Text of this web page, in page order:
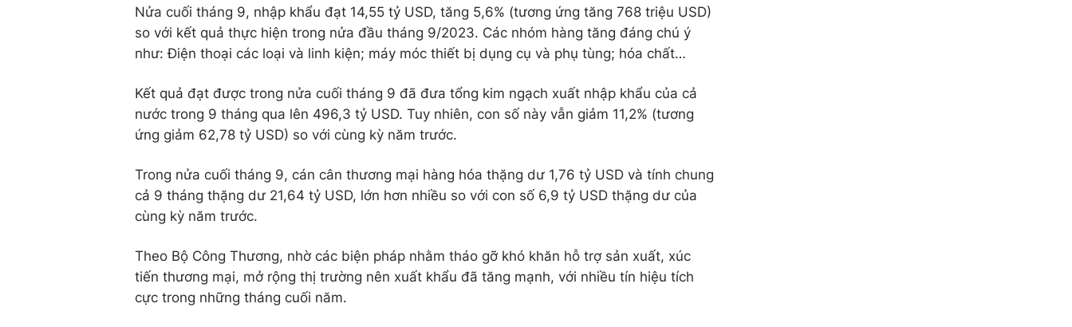
Nửa cuối tháng 9, nhập khẩu đạt 14,55 tỷ USD, tăng 5,6% (tương ứng tăng 768 triệu USD)
so với kết quả thực hiện trong nửa đầu tháng 9/2023. Các nhóm hàng tăng đáng chú ý
như: Điện thoại các loại và linh kiện; máy móc thiết bị dụng cụ và phụ tùng; hóa chất…
Kết quả đạt được trong nửa cuối tháng 9 đã đưa tổng kim ngạch xuất nhập khẩu của cả
nước trong 9 tháng qua lên 496,3 tỷ USD. Tuy nhiên, con số này vẫn giảm 11,2% (tương
ứng giảm 62,78 tỷ USD) so với cùng kỳ năm trước.
Trong nửa cuối tháng 9, cán cân thương mại hàng hóa thặng dư 1,76 tỷ USD và tính chung
cả 9 tháng thặng dư 21,64 tỷ USD, lớn hơn nhiều so với con số 6,9 tỷ USD thặng dư của
cùng kỳ năm trước.
Theo Bộ Công Thương, nhờ các biện pháp nhằm tháo gỡ khó khăn hỗ trợ sản xuất, xúc
tiến thương mại, mở rộng thị trường nên xuất khẩu đã tăng mạnh, với nhiều tín hiệu tích
cực trong những tháng cuối năm.